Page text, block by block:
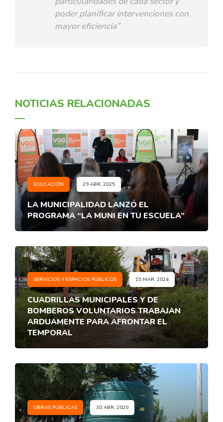
poder planificar intervenciones con
mayor eficiencia”
NOTICIAS RELACIONADAS
EDUCACIÓN 29 ABR, 2025
LA MUNICIPALIDAD LANZÓ EL
PROGRAMA “LA MUNI EN TU ESCUELA”
SERVICIOS Y ESPACIOS PÚBLICOS 15 MAR, 2024
CUADRILLAS MUNICIPALES Y DE
BOMBEROS VOLUNTARIOS TRABAJAN
ARDUAMENTE PARA AFRONTAR EL
TEMPORAL
OBRAS PÚBLICAS 30 ABR, 2020